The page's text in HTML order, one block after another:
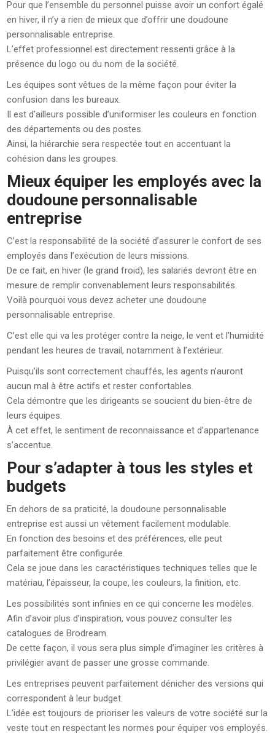
Pour que l’ensemble du personnel puisse avoir un confort égalé
en hiver, il n’y a rien de mieux que d’offrir une doudoune
personnalisable entreprise.
L’effet professionnel est directement ressenti grâce à la
présence du logo ou du nom de la société.
Les équipes sont vêtues de la même façon pour éviter la
confusion dans les bureaux.
Il est d’ailleurs possible d’uniformiser les couleurs en fonction
des départements ou des postes.
Ainsi, la hiérarchie sera respectée tout en accentuant la
cohésion dans les groupes.
Mieux équiper les employés avec la
doudoune personnalisable
entreprise
C’est la responsabilité de la société d’assurer le confort de ses
employés dans l’exécution de leurs missions.
De ce fait, en hiver (le grand froid), les salariés devront être en
mesure de remplir convenablement leurs responsabilités.
Voilà pourquoi vous devez acheter une doudoune
personnalisable entreprise.
C’est elle qui va les protéger contre la neige, le vent et l’humidité
pendant les heures de travail, notamment à l’extérieur.
Puisqu’ils sont correctement chauffés, les agents n’auront
aucun mal à être actifs et rester confortables.
Cela démontre que les dirigeants se soucient du bien-être de
leurs équipes.
À cet effet, le sentiment de reconnaissance et d’appartenance
s’accentue.
Pour s’adapter à tous les styles et
budgets
En dehors de sa praticité, la doudoune personnalisable
entreprise est aussi un vêtement facilement modulable.
En fonction des besoins et des préférences, elle peut
parfaitement être configurée.
Cela se joue dans les caractéristiques techniques telles que le
matériau, l’épaisseur, la coupe, les couleurs, la finition, etc.
Les possibilités sont infinies en ce qui concerne les modèles.
Afin d’avoir plus d’inspiration, vous pouvez consulter les
catalogues de Brodream.
De cette façon, il vous sera plus simple d’imaginer les critères à
privilégier avant de passer une grosse commande.
Les entreprises peuvent parfaitement dénicher des versions qui
correspondent à leur budget.
L’idée est toujours de prioriser les valeurs de votre société sur la
veste tout en respectant les normes pour équiper vos employés.